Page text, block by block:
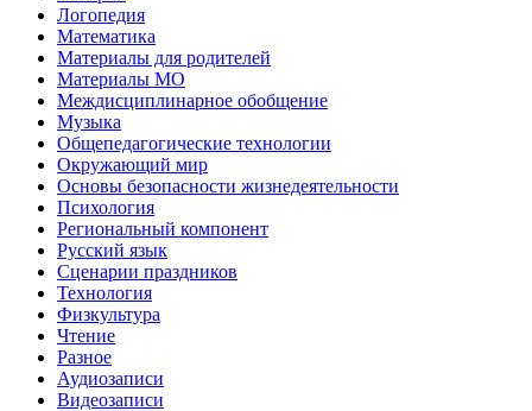
Логопедия
Математика
Материалы для родителей
Материалы МО
Междисциплинарное обобщение
Музыка
Общепедагогические технологии
Окружающий мир
Основы безопасности жизнедеятельности
Психология
Региональный компонент
Русский язык
Сценарии праздников
Технология
Физкультура
Чтение
Разное
Аудиозаписи
Видеозаписи